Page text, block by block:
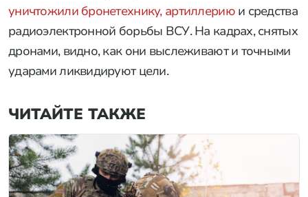
уничтожили бронетехнику, артиллериюи средства
радиоэлектронной борьбы ВСУ. На кадрах, снятых
дронами, видно, как они выслеживают и точными
ударами ликвидируют цели.
ЧИТАЙТЕ ТАКЖЕ